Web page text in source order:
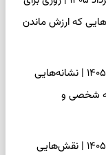
که ارزش ماندن
فال اسم امروز جمعه ۱۶ مرداد ۱۴۰۵ | نشانه‌هایی
شخصی و
فال چای امروز جمعه ۱۶ مرداد ۱۴۰۵ | نقش‌هایی